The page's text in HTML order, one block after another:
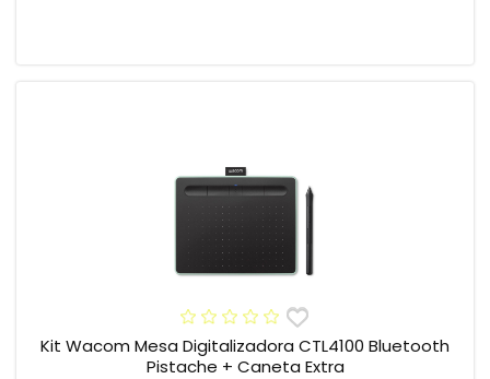
Kit Wacom Mesa Digitalizadora CTL4100 Bluetooth
Pistache + Caneta Extra